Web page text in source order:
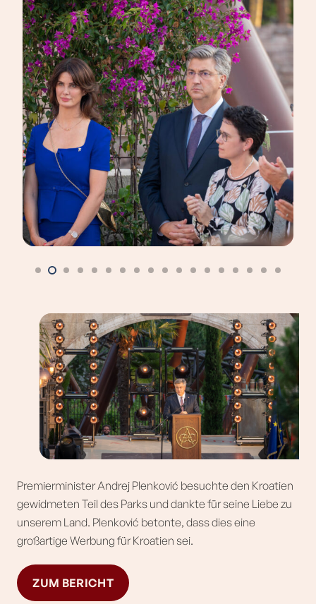
Premierminister Andrej Plenković besuchte den Kroatien
gewidmeten Teil des Parks und dankte für seine Liebe zu
unserem Land. Plenković betonte, dass dies eine
großartige Werbung für Kroatien sei.
ZUM BERICHT